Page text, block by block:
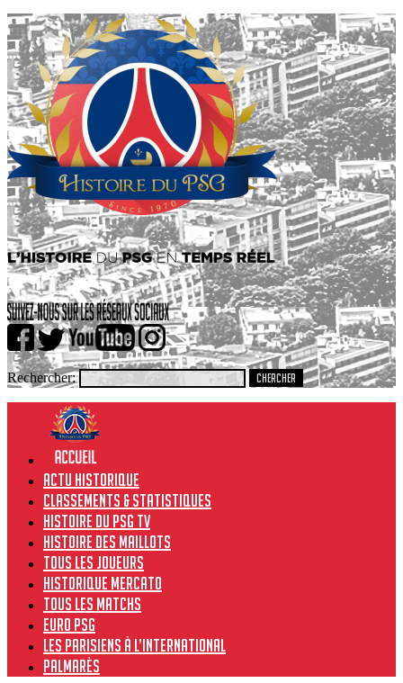
Rechercher:
Actu historique
Classements & Statistiques
Histoire du PSG TV
Histoire des maillots
Tous les joueurs
Historique Mercato
Tous les matchs
Euro PSG
Les Parisiens à l’international
Palmarès